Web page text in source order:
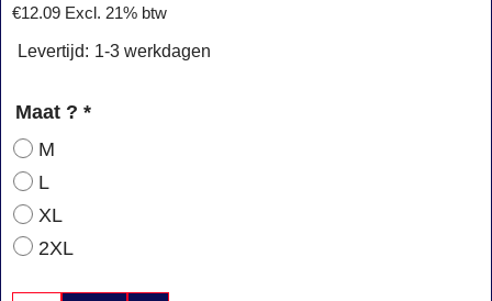
€12.09 Excl. 21% btw
Levertijd: 1-3 werkdagen
Maat ? *
M
L
XL
2XL